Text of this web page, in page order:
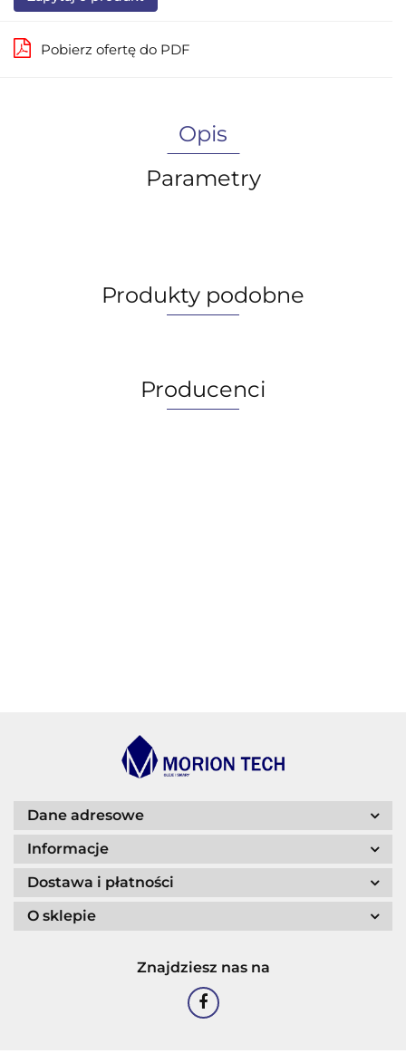
Pobierz ofertę do PDF
Opis
Parametry
Produkty podobne
Producenci
Dane adresowe
Informacje
Dostawa i płatności
O sklepie
Znajdziesz nas na